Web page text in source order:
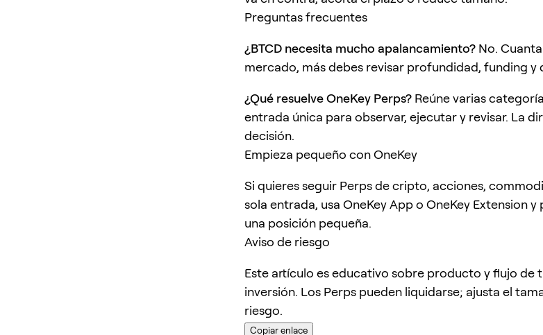
Preguntas frecuentes
¿BTCD necesita mucho apalancamiento? No.
mercado, más debes revisar profundidad, funding y
¿Qué resuelve OneKey Perps? Reúne varias
entrada única para observar, ejecutar y revisar. La
decisión.
Empieza pequeño con OneKey
Si quieres seguir Perps de cripto, acciones,
sola entrada, usa OneKey App o OneKey Extension
una posición pequeña.
Aviso de riesgo
Este artículo es educativo sobre producto y flujo de
inversión. Los Perps pueden liquidarse; ajusta el
riesgo.
Copiar enlace